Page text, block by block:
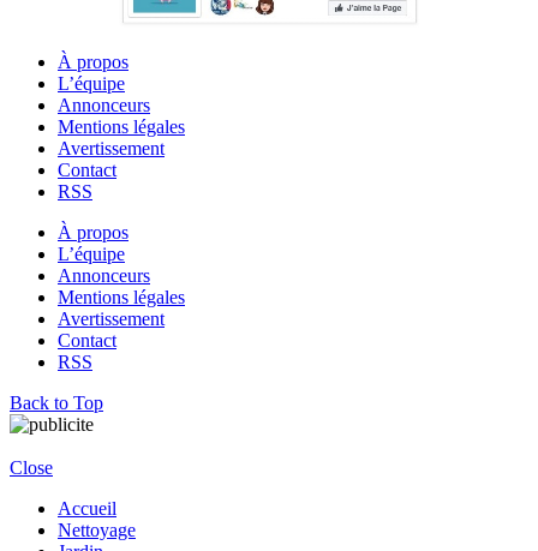
À propos
L’équipe
Annonceurs
Mentions légales
Avertissement
Contact
RSS
À propos
L’équipe
Annonceurs
Mentions légales
Avertissement
Contact
RSS
Back to Top
Close
Accueil
Nettoyage